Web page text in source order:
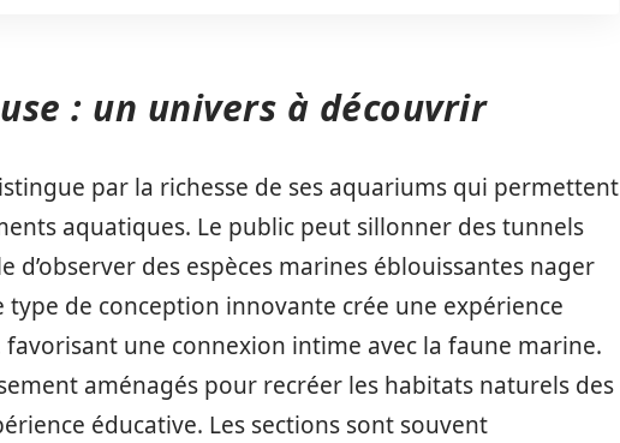
: un univers à découvrir
par la richesse de ses aquariums qui permettent
aquatiques. Le public peut sillonner des tunnels
d’observer des espèces marines éblouissantes nager
type de conception innovante crée une expérience
une connexion intime avec la faune marine.
aménagés pour recréer les habitats naturels des
éducative. Les sections sont souvent